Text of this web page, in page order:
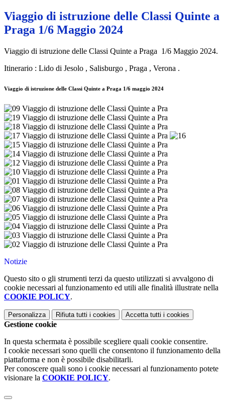
Viaggio di istruzione delle Classi Quinte a
Praga 1/6 Maggio 2024
Viaggio di istruzione delle Classi Quinte a Praga 1/6 Maggio 2024.
Itinerario : Lido di Jesolo , Salisburgo , Praga , Verona .
Viaggio di istruzione delle Classi Quinte a Praga 1/6 maggio 2024
Notizie
Questo sito o gli strumenti terzi da questo utilizzati si avvalgono di
cookie necessari al funzionamento ed utili alle finalità illustrate nella
COOKIE POLICY.
Personalizza Rifiuta tutti i cookies Accetta tutti i cookies
Gestione cookie
In questa schermata è possibile scegliere quali cookie consentire.
I cookie necessari sono quelli che consentono il funzionamento della
piattaforma e non è possibile disabilitarli.
Per conoscere quali sono i cookie necessari al funzionamento potete
visionare la COOKIE POLICY.